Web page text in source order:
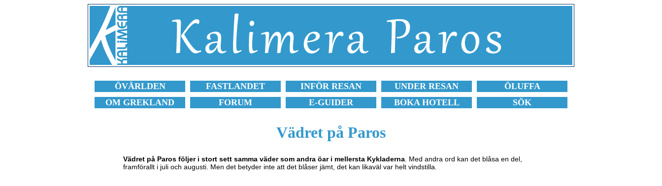
ÖVÄRLDEN FASTLANDET INFÖR RESAN UNDER RESAN
ÖLUFFA
OM GREKLAND
FORUM E-GUIDER BOKA HOTELL SÖK
Vädret på Paros
Vädret på Paros följer i stort sett samma väder som andra öar i mellersta Kykladerna . Med andra ord kan det blåsa en del,
framförallt i juli och augusti. Men det betyder inte att det blåser jämt, det kan likaväl var helt vindstilla.